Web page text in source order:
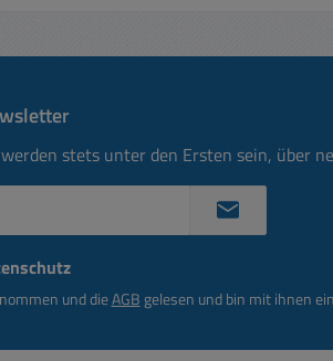
stets unter den Ersten sein, über
und dieAGB gelesen und bin mit ihnen